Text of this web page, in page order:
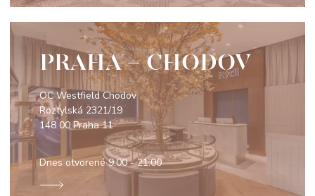
PRAHA - CHODOV
OC Westfield Chodov
Roztylská 2321/19
148 00 Praha 11
Dnes otvorené9:00 - 21:00